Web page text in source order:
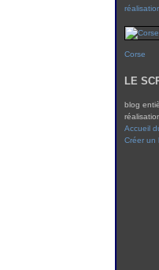
Corse
LE
blog
Accueil
Créer un